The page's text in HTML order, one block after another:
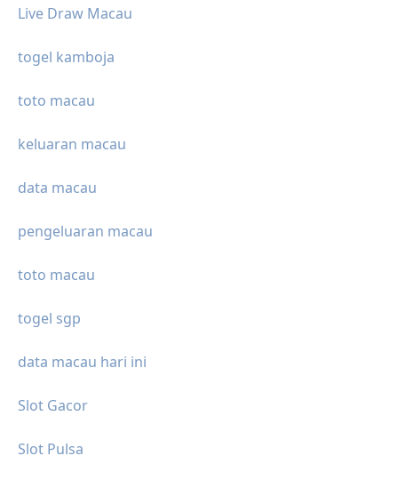
Live Draw Macau
togel kamboja
toto macau
keluaran macau
data macau
pengeluaran macau
toto macau
togel sgp
data macau hari ini
Slot Gacor
Slot Pulsa